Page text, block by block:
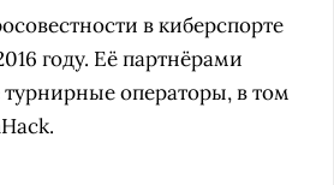
в киберспорте
году. Её партнёрами
операторы, в том